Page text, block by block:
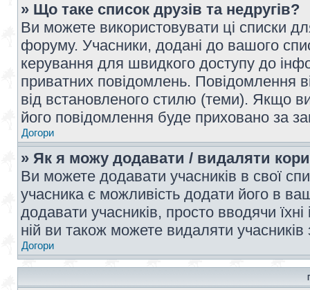
» Що таке список друзів та недругів?
Ви можете використовувати ці списки
форуму. Учасники, додані до вашого
керування для швидкого доступу до
приватних повідомлень. Повідомлення
від встановленого стилю (теми). Якщо
його повідомлення буде приховано за
Догори
» Як я можу додавати / видаляти
Ви можете додавати учасників в свої
учасника є можливість додати його в
додавати учасників, просто вводячи
ній ви також можете видаляти учасників
Догори